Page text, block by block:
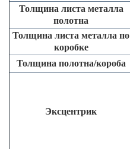
Толщина листа металла
полотна
Толщина листа металла по
коробке
Толщина полотна/короба
Эксцентрик